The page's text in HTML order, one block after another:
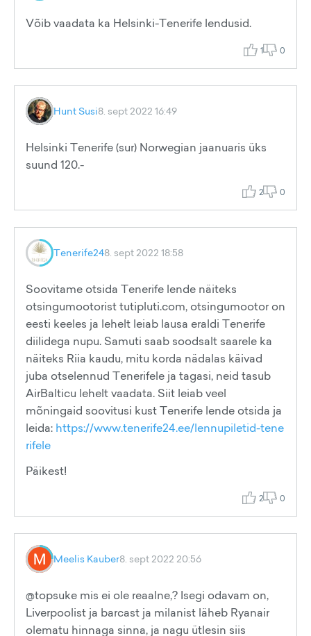
Võib vaadata ka Helsinki-Tenerife lendusid.
1 0
Hunt Susi8. sept 2022 16:49
Helsinki Tenerife (sur) Norwegian jaanuaris üks
suund 120.-
2 0
Tenerife248. sept 2022 18:58
Soovitame otsida Tenerife lende näiteks
otsingumootorist tutipluti.com, otsingumootor on
eesti keeles ja lehelt leiab lausa eraldi Tenerife
diilidega nupu. Samuti saab soodsalt saarele ka
näiteks Riia kaudu, mitu korda nädalas käivad
juba otselennud Tenerifele ja tagasi, neid tasub
AirBalticu lehelt vaadata. Siit leiab veel
mõningaid soovitusi kust Tenerife lende otsida ja
leida: https://www.tenerife24.ee/lennupiletid-tene
rifele
Päikest!
2 0
Meelis Kauber8. sept 2022 20:56
@topsuke mis ei ole reaalne,? Isegi odavam on,
Liverpoolist ja barcast ja milanist läheb Ryanair
olematu hinnaga sinna, ja nagu ütlesin siis